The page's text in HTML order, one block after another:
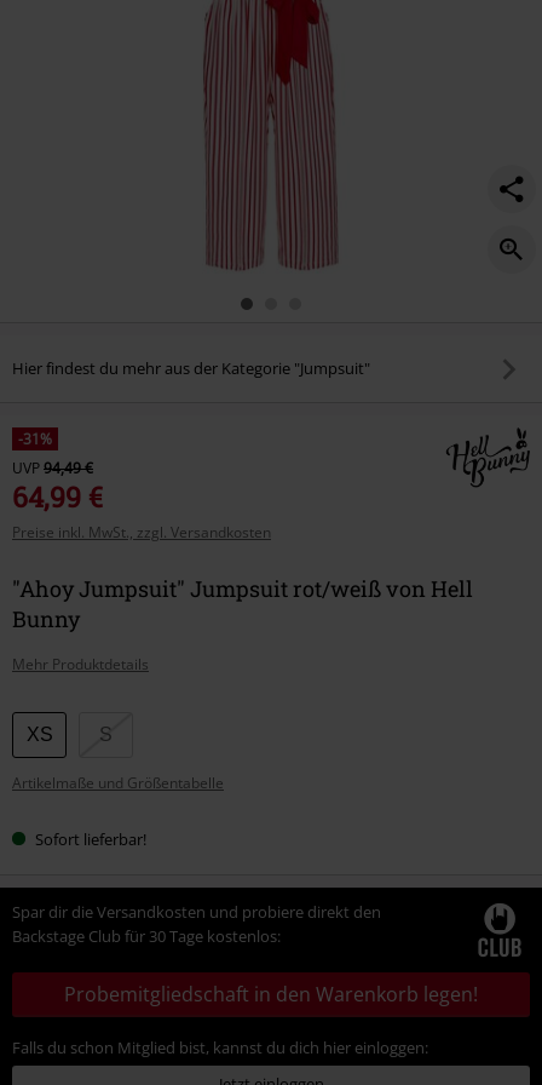
Hier findest du mehr aus der Kategorie "Jumpsuit"
-31%
UVP94,49 €
64,99 €
Preise inkl. MwSt., zzgl. Versandkosten
"Ahoy Jumpsuit" Jumpsuit rot/weiß von Hell
Bunny
Mehr Produktdetails
Wähle
deine
Größe
XS S
Artikelmaße und Größentabelle
Sofort lieferbar!
Spar dir die Versandkosten und probiere direkt den
Backstage Club für 30 Tage kostenlos:
Probemitgliedschaft in den Warenkorb legen!
Falls du schon Mitglied bist, kannst du dich hier einloggen: